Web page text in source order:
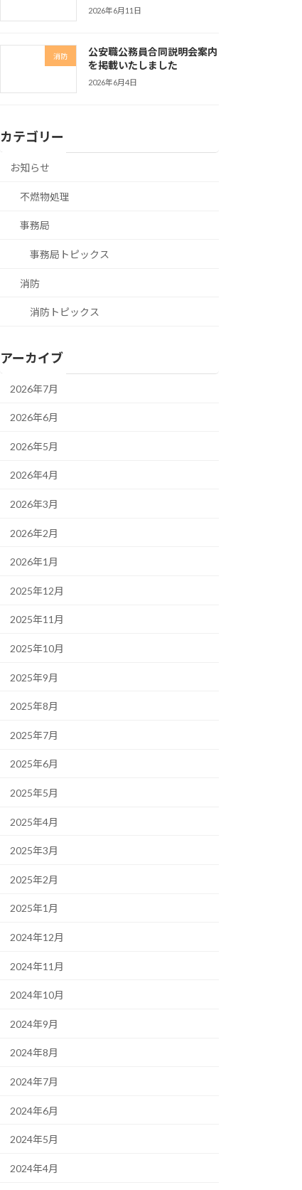
2026年6月11日
消防
公安職公務員合同説明会案内
を掲載いたしました
2026年6月4日
カテゴリー
お知らせ
不燃物処理
事務局
事務局トピックス
消防
消防トピックス
アーカイブ
2026年7月
2026年6月
2026年5月
2026年4月
2026年3月
2026年2月
2026年1月
2025年12月
2025年11月
2025年10月
2025年9月
2025年8月
2025年7月
2025年6月
2025年5月
2025年4月
2025年3月
2025年2月
2025年1月
2024年12月
2024年11月
2024年10月
2024年9月
2024年8月
2024年7月
2024年6月
2024年5月
2024年4月